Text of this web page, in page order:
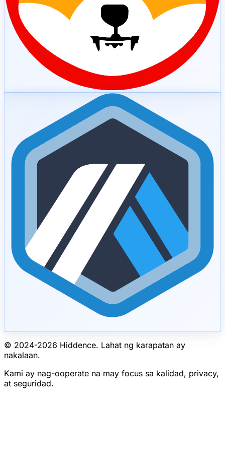
© 2024-2026 Hiddence. Lahat ng karapatan ay
nakalaan.
Kami ay nag-ooperate na may focus sa kalidad, privacy,
at seguridad.